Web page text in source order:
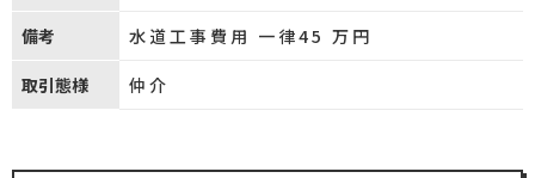
備考 水道工事費用 一律45 万円
取引態様 仲介